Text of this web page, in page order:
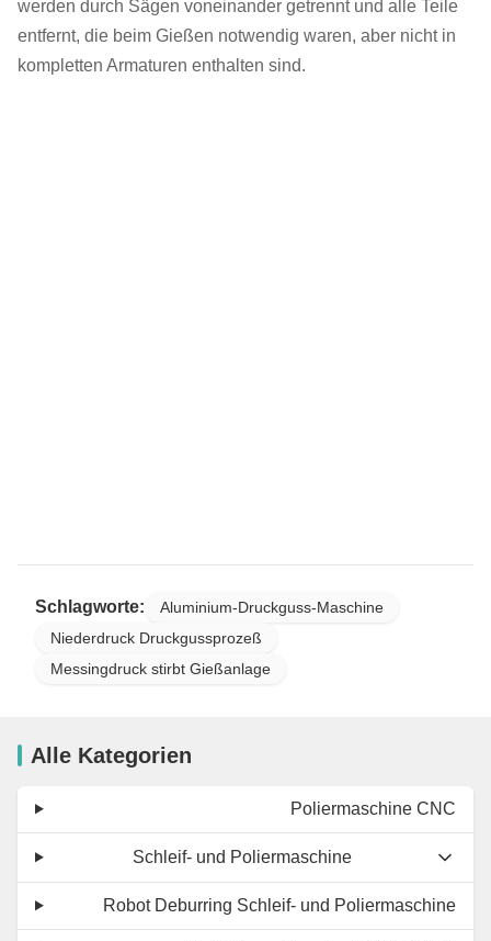
werden durch Sägen voneinander getrennt und alle Teile
entfernt, die beim Gießen notwendig waren, aber nicht in
kompletten Armaturen enthalten sind.
Schlagworte:
Aluminium-Druckguss-Maschine
Niederdruck Druckgussprozeß
Messingdruck stirbt Gießanlage
Alle Kategorien
Poliermaschine CNC
Schleif- und Poliermaschine
Robot Deburring Schleif- und Poliermaschine